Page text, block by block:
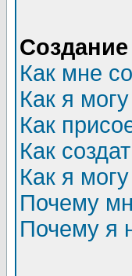
Как мне
Как я
Как
Как
Как я
Почему
Почему я